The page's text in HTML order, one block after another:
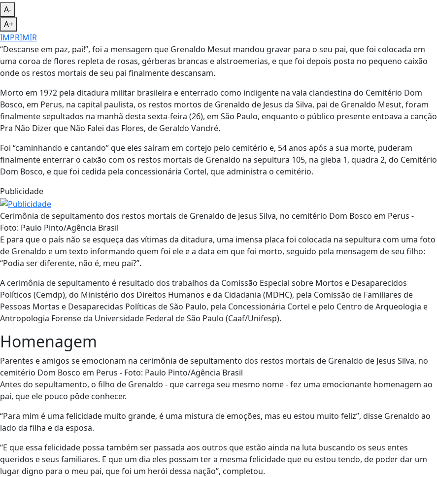
A-
A+
IMPRIMIR
“Descanse em paz, pai!”, foi a mensagem que Grenaldo Mesut mandou gravar para o seu pai, que foi colocada em
uma coroa de flores repleta de rosas, gérberas brancas e alstroemerias, e que foi depois posta no pequeno caixão
onde os restos mortais de seu pai finalmente descansam.
Morto em 1972 pela ditadura militar brasileira e enterrado como indigente na vala clandestina do Cemitério Dom
Bosco, em Perus, na capital paulista, os restos mortos de Grenaldo de Jesus da Silva, pai de Grenaldo Mesut, foram
finalmente sepultados na manhã desta sexta-feira (26), em São Paulo, enquanto o público presente entoava a canção
Pra Não Dizer que Não Falei das Flores, de Geraldo Vandré.
Foi “caminhando e cantando” que eles saíram em cortejo pelo cemitério e, 54 anos após a sua morte, puderam
finalmente enterrar o caixão com os restos mortais de Grenaldo na sepultura 105, na gleba 1, quadra 2, do Cemitério
Dom Bosco, e que foi cedida pela concessionária Cortel, que administra o cemitério.
Publicidade
Cerimônia de sepultamento dos restos mortais de Grenaldo de Jesus Silva, no cemitério Dom Bosco em Perus -
Foto: Paulo Pinto/Agência Brasil
E para que o país não se esqueça das vítimas da ditadura, uma imensa placa foi colocada na sepultura com uma foto
de Grenaldo e um texto informando quem foi ele e a data em que foi morto, seguido pela mensagem de seu filho:
“Podia ser diferente, não é, meu pai?”.
A cerimônia de sepultamento é resultado dos trabalhos da Comissão Especial sobre Mortos e Desaparecidos
Políticos (Cemdp), do Ministério dos Direitos Humanos e da Cidadania (MDHC), pela Comissão de Familiares de
Pessoas Mortas e Desaparecidas Políticas de São Paulo, pela Concessionária Cortel e pelo Centro de Arqueologia e
Antropologia Forense da Universidade Federal de São Paulo (Caaf/Unifesp).
Homenagem
Parentes e amigos se emocionam na cerimônia de sepultamento dos restos mortais de Grenaldo de Jesus Silva, no
cemitério Dom Bosco em Perus - Foto: Paulo Pinto/Agência Brasil
Antes do sepultamento, o filho de Grenaldo - que carrega seu mesmo nome - fez uma emocionante homenagem ao
pai, que ele pouco pôde conhecer.
“Para mim é uma felicidade muito grande, é uma mistura de emoções, mas eu estou muito feliz”, disse Grenaldo ao
lado da filha e da esposa.
“E que essa felicidade possa também ser passada aos outros que estão ainda na luta buscando os seus entes
queridos e seus familiares. E que um dia eles possam ter a mesma felicidade que eu estou tendo, de poder dar um
lugar digno para o meu pai, que foi um herói dessa nação”, completou.